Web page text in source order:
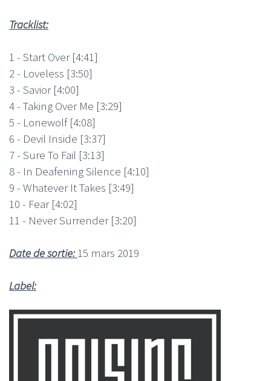
Tracklist:
1 - Start Over [4:41]
2 - Loveless [3:50]
3 - Savior [4:00]
4 - Taking Over Me [3:29]
5 - Lonewolf [4:08]
6 - Devil Inside [3:37]
7 - Sure To Fail [3:13]
8 - In Deafening Silence [4:10]
9 - Whatever It Takes [3:49]
10 - Fear [4:02]
11 - Never Surrender [3:20]
Date de sortie: 15 mars 2019
Label: